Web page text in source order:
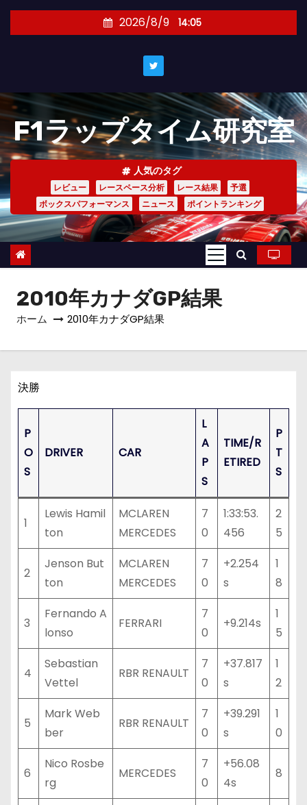
キ
ッ
プ
2026/8/9 14:05
F1ラップタイム研究室
人気のタグ
レビュー レースペース分析 レース結果
予選
ボックスパフォーマンス
ニュース ポイントランキング
2010年カナダGP結果
ホーム 2010年カナダGP結果
決勝
P
O
S
DRIVER CAR
L
A
P
S
TIME/R
ETIRED
P
T
S
1
Lewis Hamil
ton
MCLAREN
MERCEDES
7
0
1:33:53.
456
2
5
2
Jenson But
ton
MCLAREN
MERCEDES
7
0
+2.254
s
1
8
3
Fernando A
lonso
FERRARI
7
0
+9.214s
1
5
4
Sebastian
Vettel
RBR RENAULT
7
0
+37.817
s
1
2
5
Mark Web
ber
RBR RENAULT
7
0
+39.291
s
1
0
6
Nico Rosbe
rg
MERCEDES
7
0
+56.08
4s
8